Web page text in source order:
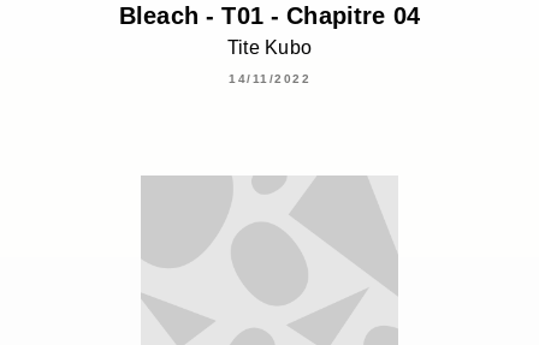
Bleach - T01 - Chapitre 04
Tite Kubo
14/11/2022